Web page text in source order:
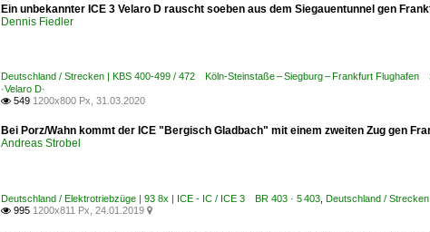
Ein unbekannter ICE 3 Velaro D rauscht soeben aus dem Siegauentunnel gen
Dennis Fiedler
Deutschland / Strecken | KBS 400-499 / 472 Köln-Steinstaße – Siegburg – Frankfurt Flughafen
·Velaro D·
 549 1200x800 Px, 31.03.2020
Bei Porz/Wahn kommt der ICE "Bergisch Gladbach" mit einem zweiten Zug gen
Andreas Strobel
Deutschland / Elektrotriebzüge | 93 8x | ICE - IC / ICE 3 BR 403 · 5 403 Deutschland /
 995 1200x811 Px, 24.01.2019 